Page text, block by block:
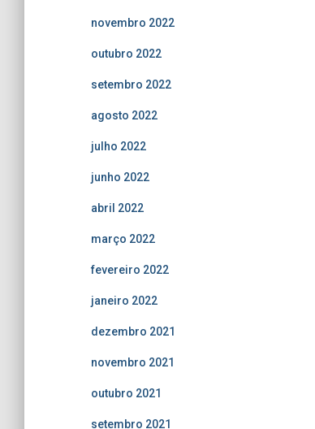
novembro 2022
outubro 2022
setembro 2022
agosto 2022
julho 2022
junho 2022
abril 2022
março 2022
fevereiro 2022
janeiro 2022
dezembro 2021
novembro 2021
outubro 2021
setembro 2021